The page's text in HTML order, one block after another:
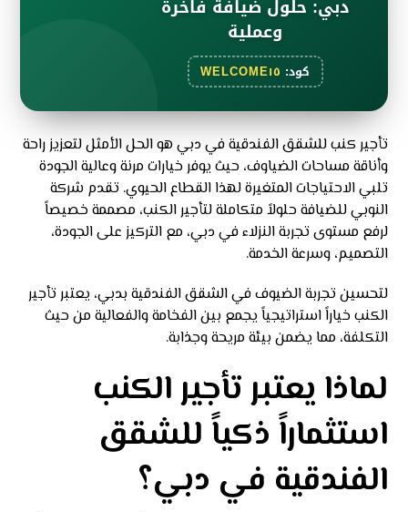
دبي: حلول ضيافة فاخرة
وعملية
كود: WELCOME١٥
تأجير كنب للشقق الفندقية في دبي هو الحل الأمثل لتعزيز راحة
وأناقة مساحات الضياوف، حيث يوفر خيارات مرنة وعالية الجودة
تلبي الاحتياجات المتغيرة لهذا القطاع الحيوي. تقدم شركة
النوبي للضيافة حلولاً متكاملة لتأجير الكنب، مصممة خصيصاً
لرفع مستوى تجربة النزلاء في دبي، مع التركيز على الجودة،
التصميم، وسرعة الخدمة.
لتحسين تجربة الضيوف في الشقق الفندقية بدبي، يعتبر تأجير
الكنب خياراً استراتيجياً يجمع بين الفخامة والفعالية من حيث
التكلفة، مما يضمن بيئة مريحة وجذابة.
لماذا يعتبر تأجير الكنب
استثماراً ذكياً للشقق
الفندقية في دبي؟